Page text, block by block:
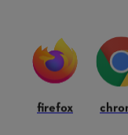
les
protection
pour les bretelles FS.
insérée dans la poche
firefox